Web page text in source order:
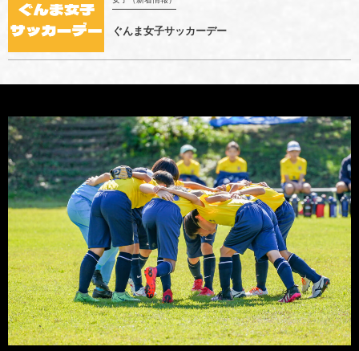
ぐんま女子サッカーデー